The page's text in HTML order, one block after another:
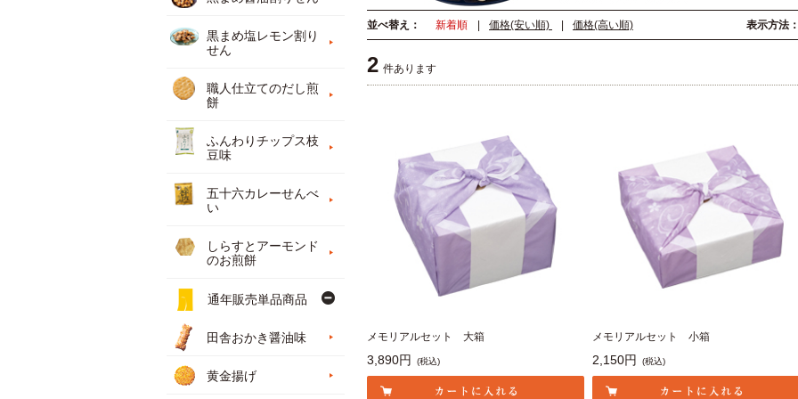
表示方法：
並べ替え： 新着順 価格(安い順) 価格(高い順)
2 件あります
メモリアルセット 大箱
3,890円 (税込)
メモリアルセット 小箱
2,150円 (税込)
黒まめ塩レモン割り
せん
職人仕立てのだし煎
餅
ふんわりチップス枝
豆味
五十六カレーせんべ
い
しらすとアーモンド
のお煎餅
通年販売単品商品
田舎おかき醤油味
黄金揚げ